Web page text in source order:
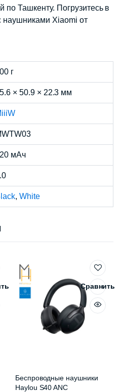
по Ташкенту. Погрузитесь в
наушниками Xiaomi от
г
× 50.9 × 22.3 мм
мАч
, White
Сравнить
Беспроводные наушники
Haylou S40 ANC